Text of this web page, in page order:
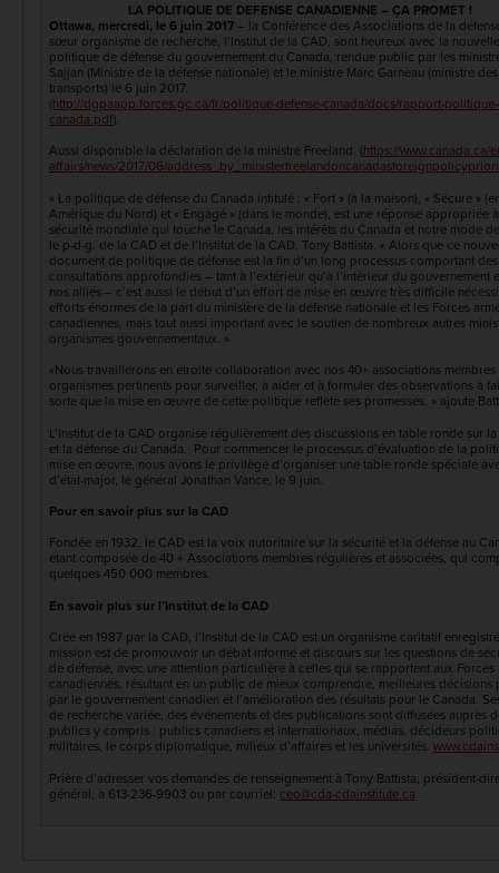
LA POLITIQUE DE DEFENSE CANADIENNE – ÇA PROMET !
Ottawa, mercredi, le 6 juin 2017 – la Conférence des Associations de la
sœur organisme de recherche, l’Institut de la CAD, sont heureux avec la nouvelle
politique de défense du gouvernement du Canada, rendue public par les
Sajjan (Ministre de la défense nationale) et le ministre Marc Garneau (ministre des
transports) le 6 juin 2017.
(http://dgpaapp.forces.gc.ca/fr/politique-defense-canada/docs/rapport-politique-
canada.pdf).
Aussi disponible la déclaration de la ministre Freeland. (https://www.canada.ca/
affairs/news/2017/06/
« La politique de défense du Canada intitulé : « Fort » (à la maison), « Sécure »
Amérique du Nord) et « Engagé » (dans le monde), est une réponse appropriée
sécurité mondiale qui touche le Canada, les intérêts du Canada et notre mode
le p-d-g. de la CAD et de l’Institut de la CAD, Tony Battista. « Alors que ce
document de politique de défense est la fin d’un long processus comportant des
consultations approfondies – tant à l’extérieur qu’à l’intérieur du gouvernement
nos alliés – c’est aussi le début d’un effort de mise en œuvre très difficile
efforts énormes de la part du ministère de la défense nationale et les Forces
canadiennes, mais tout aussi important avec le soutien de nombreux autres
organismes gouvernementaux. »
«Nous travaillerons en étroite collaboration avec nos 40+ associations membres
organismes pertinents pour surveiller, à aider et à formuler des observations à
sorte que la mise en œuvre de cette politique reflète ses promesses, » ajoute
L’Institut de la CAD organise régulièrement des discussions en table ronde sur
et la défense du Canada. Pour commencer le processus d’évaluation de la
mise en œuvre, nous avons le privilège d’organiser une table ronde spéciale
d’état-major, le général Jonathan Vance, le 9 juin.
Pour en savoir plus sur la CAD
Fondée en 1932, le CAD est la voix autoritaire sur la sécurité et la défense au
étant composée de 40 + Associations membres régulières et associées, qui
quelques 450 000 membres.
En savoir plus sur l’Institut de la CAD
Créé en 1987 par la CAD, l’Institut de la CAD est un organisme caritatif
mission est de promouvoir un débat informé et discours sur les questions de
de défense, avec une attention particulière à celles qui se rapportent aux Forces
canadiennes, résultant en un public de mieux comprendre, meilleures décisions
par le gouvernement canadien et l’amélioration des résultats pour le Canada.
de recherche variée, des événements et des publications sont diffusées auprès
publics y compris : publics canadiens et internationaux, médias, décideurs
militaires, le corps diplomatique, milieux d’affaires et les universités.
Prière d’adresser vos demandes de renseignement à Tony Battista, président-
général, à 613-236-9903 ou par courriel: ceo@cda-cdainstitute.ca